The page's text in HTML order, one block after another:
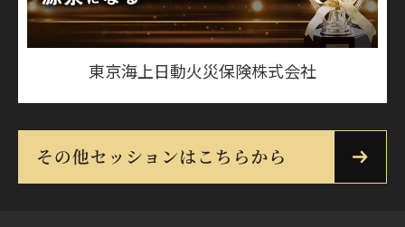
東京海上日動火災保険株式会社